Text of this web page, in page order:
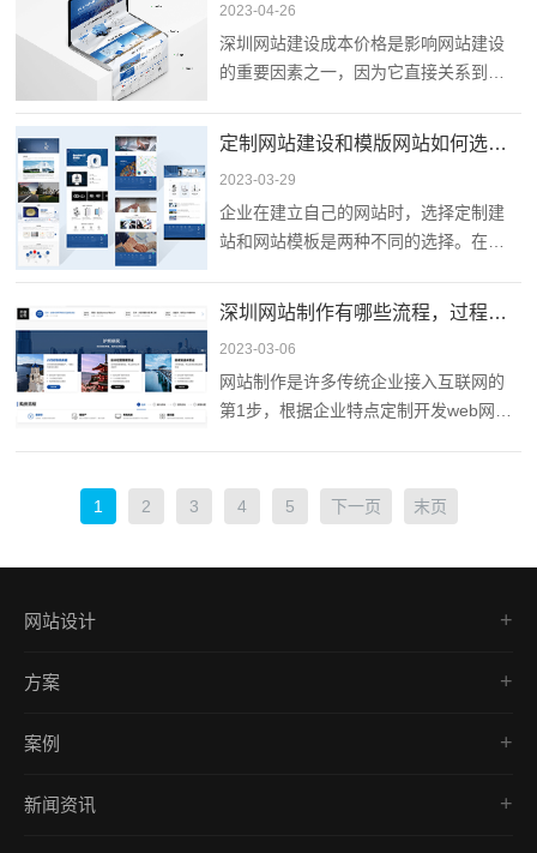
2023-04-26
深圳网站建设成本价格是影响网站建设
的重要因素之一，因为它直接关系到网
中，成本价格受到多种因素的影响，包
括以下几个方面：
定制网站建设和模版网站如何选择？
2023-03-29
企业在建立自己的网站时，选择定制建
站和网站模板是两种不同的选择。在进
间、技能水平以及需要的功能等因素。
深圳网站制作有哪些流程，过程中的要点是什么？
2023-03-06
网站制作是许多传统企业接入互联网的
第1步，根据企业特点定制开发web网
制作可采用两种方式进行，一种是企业
自己建立网络维护部门，雇佣人才进行
1 2 3 4 5 下一页 末页
网站设计
网上商城建设
移动端网站建设
方案
外贸网站
案例
新闻资讯